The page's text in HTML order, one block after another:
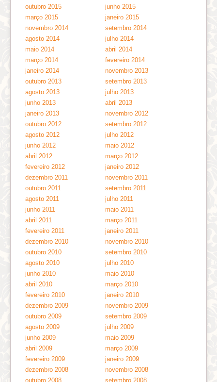
outubro 2015
junho 2015
março 2015
janeiro 2015
novembro 2014
setembro 2014
agosto 2014
julho 2014
maio 2014
abril 2014
março 2014
fevereiro 2014
janeiro 2014
novembro 2013
outubro 2013
setembro 2013
agosto 2013
julho 2013
junho 2013
abril 2013
janeiro 2013
novembro 2012
outubro 2012
setembro 2012
agosto 2012
julho 2012
junho 2012
maio 2012
abril 2012
março 2012
fevereiro 2012
janeiro 2012
dezembro 2011
novembro 2011
outubro 2011
setembro 2011
agosto 2011
julho 2011
junho 2011
maio 2011
abril 2011
março 2011
fevereiro 2011
janeiro 2011
dezembro 2010
novembro 2010
outubro 2010
setembro 2010
agosto 2010
julho 2010
junho 2010
maio 2010
abril 2010
março 2010
fevereiro 2010
janeiro 2010
dezembro 2009
novembro 2009
outubro 2009
setembro 2009
agosto 2009
julho 2009
junho 2009
maio 2009
abril 2009
março 2009
fevereiro 2009
janeiro 2009
dezembro 2008
novembro 2008
outubro 2008
setembro 2008